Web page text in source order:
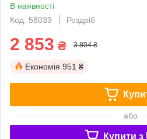
В наявності
Код: 58039
Роздріб
2 853 ₴ 3 804 ₴
Економія 951 ₴
або
Купити з